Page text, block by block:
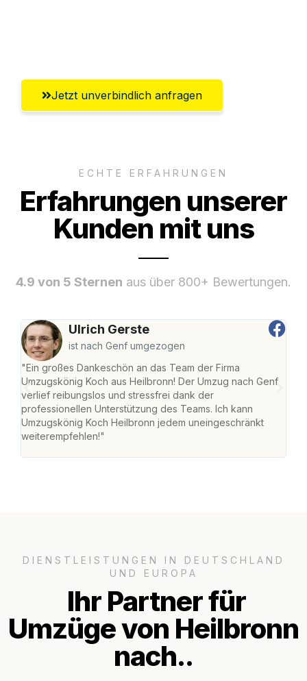
Jetzt unverbindlich anfragen
ECHTE ERFAHRUNGEN
Erfahrungen unserer
Kunden mit uns
4.9 von 5 Sternen aus über 800+ Bewertungen.
Ulrich Gerste
ist nach Genf umgezogen
"Ein großes Dankeschön an das Team der Firma
Umzugskönig Koch aus Heilbronn! Der Umzug nach Genf
verlief reibungslos und stressfrei dank der
professionellen Unterstützung des Teams. Ich kann
Umzugskönig Koch Heilbronn jedem uneingeschränkt
weiterempfehlen!"
DIENSTLEISTUNGEN IN DEUTSCHLAND
UND EUROPA
Ihr Partner für
Umzüge von Heilbronn
nach..